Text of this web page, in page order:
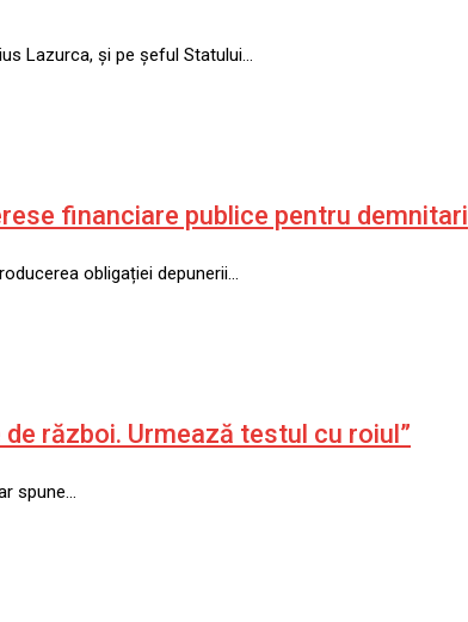
Lazurca, și pe șeful Statului…
financiare publice pentru demnitari
obligației depunerii…
război. Urmează testul cu roiul”
spune…